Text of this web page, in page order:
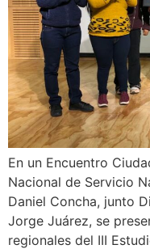
En un Encuentro
Nacional de Servicio
Daniel Concha, junto
Jorge Juárez, se
regionales del III